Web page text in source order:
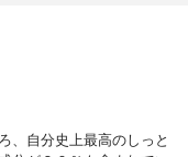
、自分史上最高のしっと